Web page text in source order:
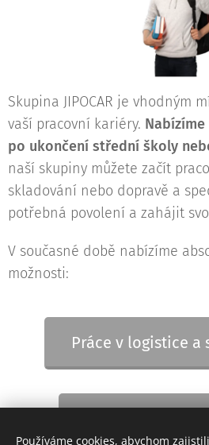
Skupina JIPOCAR je vhodným
vaší pracovní kariéry.
po ukončení střední školy
naší skupiny můžete začít
skladování nebo dopravě a
potřebná povolení a zahájit
V současné době nabízíme
možnosti:
Práce v logistice a
Používáme cookies, abychom